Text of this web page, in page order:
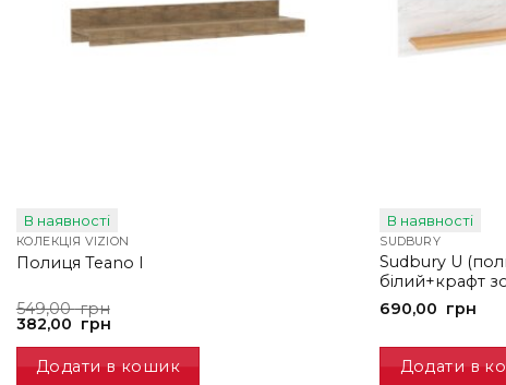
В наявності
КОЛЕКЦІЯ VIZION
Полиця Teano I
549,00грн
Оригінальна
ціна:
549,00
грн.
382,00 грн
Поточна
ціна:
382,00
грн.
Додати в кошик
В наявності
SUDBURY
Sudbury U
білий+крафт
690,00 грн
Додати в